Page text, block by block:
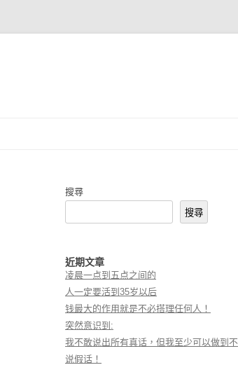
搜尋
搜尋
近期文章
凌晨一点到五点之间的
人一定要活到35岁以后
钱最大的作用就是不必搭理任何人！
突然意识到:
我不敢说出所有真话，但我至少可以做到不
说假话！